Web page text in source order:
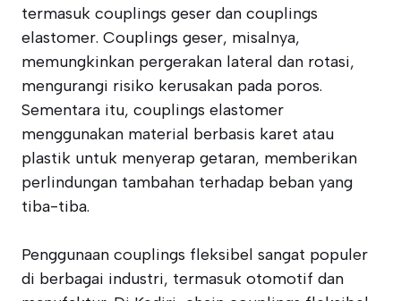
termasuk couplings geser dan couplings
elastomer. Couplings geser, misalnya,
memungkinkan pergerakan lateral dan rotasi,
mengurangi risiko kerusakan pada poros.
Sementara itu, couplings elastomer
menggunakan material berbasis karet atau
plastik untuk menyerap getaran, memberikan
perlindungan tambahan terhadap beban yang
tiba-tiba.
Penggunaan couplings fleksibel sangat populer
di berbagai industri, termasuk otomotif dan